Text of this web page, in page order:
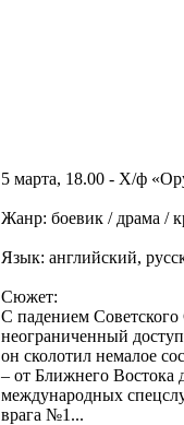
5 марта, 18.00 - Х/ф
Жанр: боевик / драма /
Язык: английский,
Сюжет:
С падением
неограниченный
он сколотил немалое
– от Ближнего Востока
международных
врага №1...